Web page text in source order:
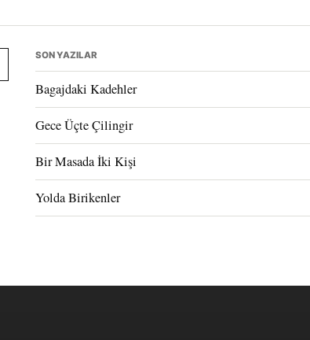
SON YAZILAR
Bagajdaki Kadehler
Gece Üçte Çilingir
Bir Masada İki Kişi
Yolda Birikenler